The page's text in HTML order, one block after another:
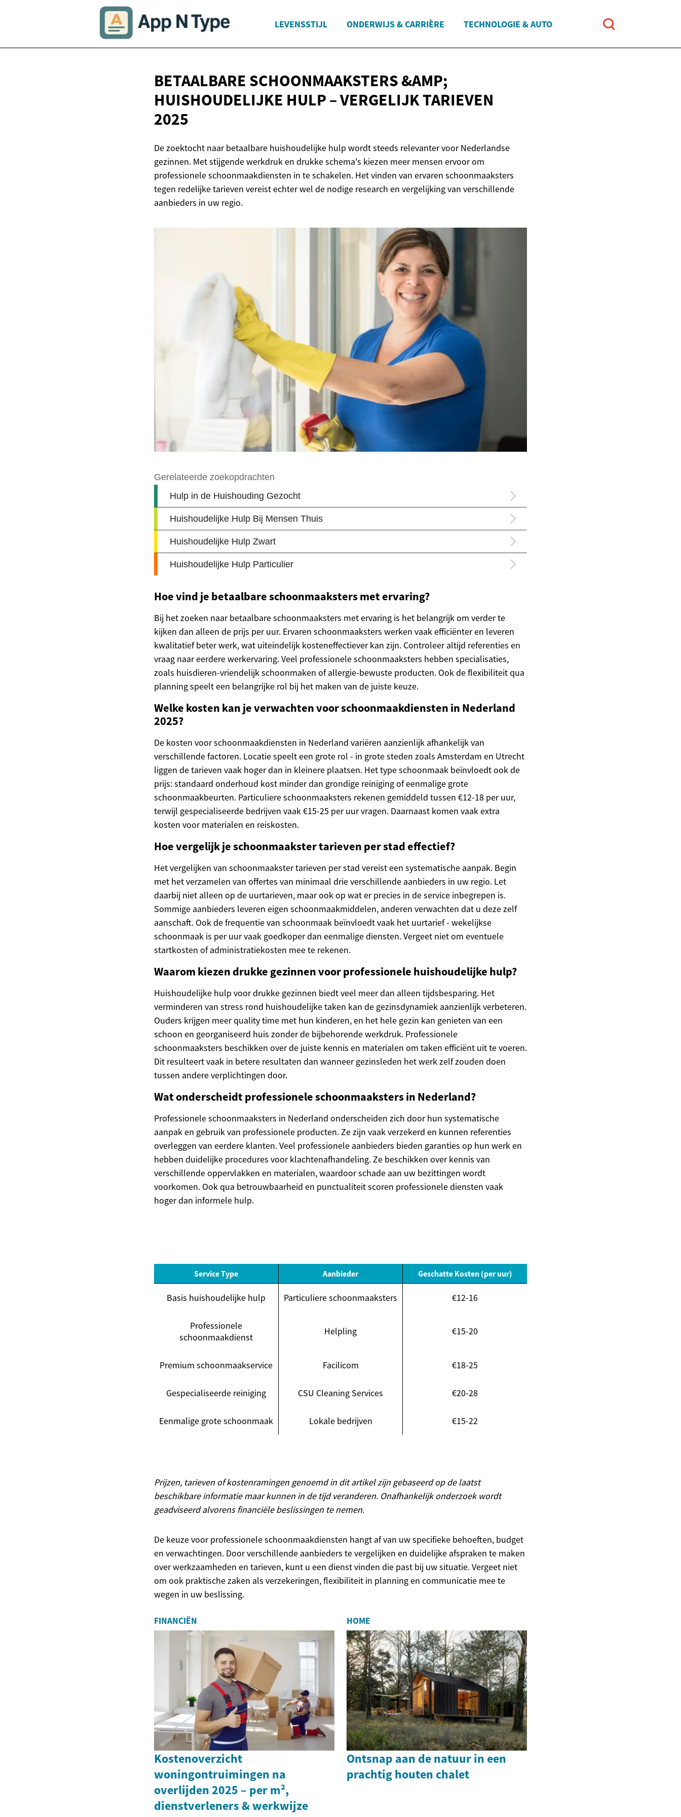
LEVENSSTIJL ONDERWIJS & CARRIÈRE TECHNOLOGIE & AUTO
BETAALBARE SCHOONMAAKSTERS &AMP;
HUISHOUDELIJKE HULP – VERGELIJKTARIEVEN
2025
De zoektocht naar betaalbare huishoudelijke hulp wordt steeds relevanter voor Nederlandse
gezinnen. Met stijgende werkdruk en drukke schema's kiezen meer mensen ervoor om
professionele schoonmaakdiensten in te schakelen. Het vinden van ervaren schoonmaaksters
tegen redelijke tarieven vereist echter wel de nodige research en vergelijking van verschillende
aanbieders in uw regio.
Hoe vind je betaalbare schoonmaaksters met ervaring?
Bij het zoeken naar betaalbare schoonmaaksters met ervaring is het belangrijk om verder te
kijken dan alleen de prijs per uur. Ervaren schoonmaaksters werken vaak efficiënter en leveren
kwalitatief beter werk, wat uiteindelijk kosteneffectiever kan zijn. Controleer altijd referenties en
vraag naar eerdere werkervaring. Veel professionele schoonmaaksters hebben specialisaties,
zoals huisdieren-vriendelijk schoonmaken of allergie-bewuste producten. Ook de flexibiliteit qua
planning speelt een belangrijke rol bij het maken van de juiste keuze.
Welke kosten kan je verwachten voor schoonmaakdiensten in Nederland
2025?
De kosten voor schoonmaakdiensten in Nederland variëren aanzienlijk afhankelijk van
verschillende factoren. Locatie speelt een grote rol - in grote steden zoals Amsterdam en Utrecht
liggen de tarieven vaak hoger dan in kleinere plaatsen. Het type schoonmaak beïnvloedt ook de
prijs: standaard onderhoud kost minder dan grondige reiniging of eenmalige grote
schoonmaakbeurten. Particuliere schoonmaaksters rekenen gemiddeld tussen €12-18 per uur,
terwijl gespecialiseerde bedrijven vaak €15-25 per uur vragen. Daarnaast komen vaak extra
kosten voor materialen en reiskosten.
Hoe vergelijk je schoonmaakster tarieven per stad effectief?
Het vergelijken van schoonmaakster tarieven per stad vereist een systematische aanpak. Begin
met het verzamelen van offertes van minimaal drie verschillende aanbieders in uw regio. Let
daarbij niet alleen op de uurtarieven, maar ook op wat er precies in de service inbegrepen is.
Sommige aanbieders leveren eigen schoonmaakmiddelen, anderen verwachten dat u deze zelf
aanschaft. Ook de frequentie van schoonmaak beïnvloedt vaak het uurtarief - wekelijkse
schoonmaak is per uur vaak goedkoper dan eenmalige diensten. Vergeet niet om eventuele
startkosten of administratiekosten mee te rekenen.
Waarom kiezen drukke gezinnen voor professionele huishoudelijke hulp?
Huishoudelijke hulp voor drukke gezinnen biedt veel meer dan alleen tijdsbesparing. Het
verminderen van stress rond huishoudelijke taken kan de gezinsdynamiek aanzienlijk verbeteren.
Ouders krijgen meer quality time met hun kinderen, en het hele gezin kan genieten van een
schoon en georganiseerd huis zonder de bijbehorende werkdruk. Professionele
schoonmaaksters beschikken over de juiste kennis en materialen om taken efficiënt uit te voeren.
Dit resulteert vaak in betere resultaten dan wanneer gezinsleden het werk zelf zouden doen
tussen andere verplichtingen door.
Wat onderscheidt professionele schoonmaaksters in Nederland?
Professionele schoonmaaksters in Nederland onderscheiden zich door hun systematische
aanpak en gebruik van professionele producten. Ze zijn vaak verzekerd en kunnen referenties
overleggen van eerdere klanten. Veel professionele aanbieders bieden garanties op hun werk en
hebben duidelijke procedures voor klachtenafhandeling. Ze beschikken over kennis van
verschillende oppervlakken en materialen, waardoor schade aan uw bezittingen wordt
voorkomen. Ook qua betrouwbaarheid en punctualiteit scoren professionele diensten vaak
hoger dan informele hulp.
Service Type Aanbieder Geschatte Kosten (per uur)
Basis huishoudelijke hulp Particuliere schoonmaaksters €12-16
Professionele
schoonmaakdienst
Helpling €15-20
Premium schoonmaakservice Facilicom €18-25
Gespecialiseerde reiniging CSU Cleaning Services €20-28
Eenmalige grote schoonmaak Lokale bedrijven €15-22
Prijzen, tarieven of kostenramingen genoemd in dit artikel zijn gebaseerd op de laatst
beschikbare informatie maar kunnen in de tijd veranderen. Onafhankelijk onderzoek wordt
geadviseerd alvorens financiële beslissingen te nemen.
De keuze voor professionele schoonmaakdiensten hangt af van uw specifieke behoeften, budget
en verwachtingen. Door verschillende aanbieders te vergelijken en duidelijke afspraken te maken
over werkzaamheden en tarieven, kunt u een dienst vinden die past bij uw situatie. Vergeet niet
om ook praktische zaken als verzekeringen, flexibiliteit in planning en communicatie mee te
wegen in uw beslissing.
FINANCIËN
Kostenoverzicht
woningontruimingen na
overlijden 2025 – per m²,
dienstverleners & werkwijze
HOME
Ontsnap aan de natuur in een
prachtig houten chalet